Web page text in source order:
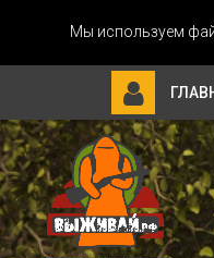
Мы используем